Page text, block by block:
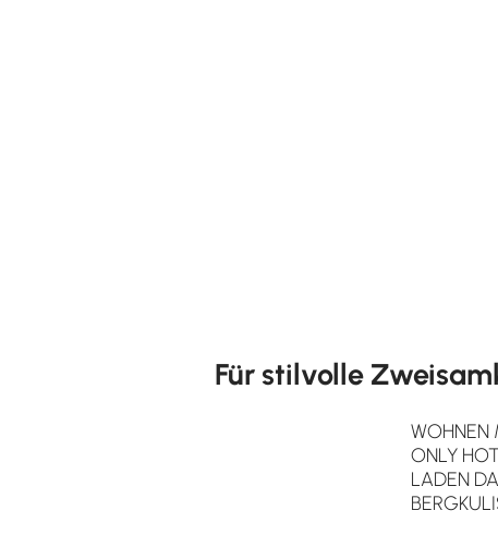
Für stilvolle
WOHNEN
ONLY
LADEN